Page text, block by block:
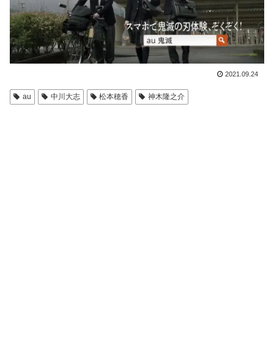
2021.09.24
au 中川大志 松本穂香 神木隆之介